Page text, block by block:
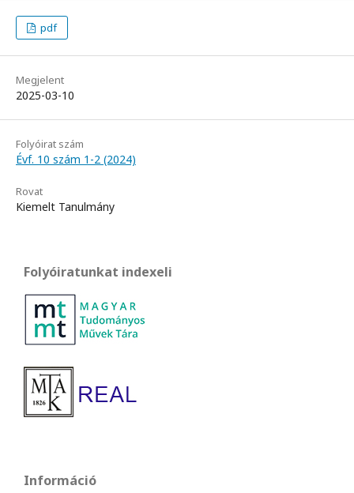
pdf
Megjelent
2025-03-10
Folyóirat szám
Évf. 10 szám 1-2 (2024)
Rovat
Kiemelt Tanulmány
Folyóiratunkat indexeli
Információ